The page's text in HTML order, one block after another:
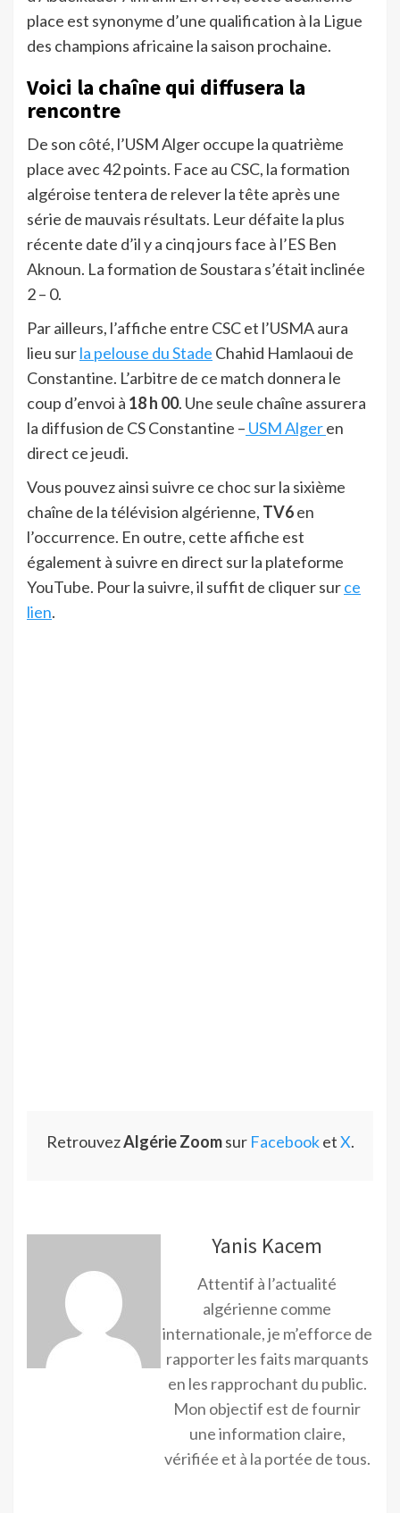
place est synonyme d’une qualification à la Ligue
des champions africaine la saison prochaine.
Voici la chaîne qui diffusera la
rencontre
De son côté, l’USM Alger occupe la quatrième
place avec 42 points. Face au CSC, la formation
algéroise tentera de relever la tête après une
série de mauvais résultats. Leur défaite la plus
récente date d’il y a cinq jours face à l’ES Ben
Aknoun. La formation de Soustara s’était inclinée
2 – 0.
Par ailleurs, l’affiche entre CSC et l’USMA aura
lieu surla pelouse du Stade Chahid Hamlaoui de
Constantine. L’arbitre de ce match donnera le
coup d’envoi à 18 h 00. Une seule chaîne assurera
la diffusion de CS Constantine – USM Algeren
direct ce jeudi.
Vous pouvez ainsi suivre ce choc sur la sixième
chaîne de la télévision algérienne, TV6en
l’occurrence. En outre, cette affiche est
également à suivre en direct sur la plateforme
YouTube. Pour la suivre, il suffit de cliquer surce
lien.
RetrouvezAlgérie Zoomsur FacebooketX.
Yanis Kacem
Attentif à l’actualité
algérienne comme
internationale, je m’efforce de
rapporter les faits marquants
en les rapprochant du public.
Mon objectif est de fournir
une information claire,
vérifiée et à la portée de tous.